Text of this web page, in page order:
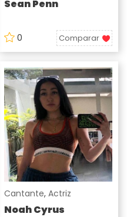
Sean Penn
0 Comparar
Cantante, Actriz
Noah Cyrus